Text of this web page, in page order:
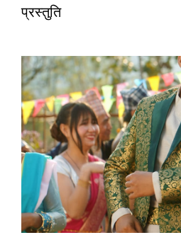
प्रस्तुति